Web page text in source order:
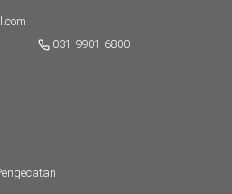
031-9901-6800